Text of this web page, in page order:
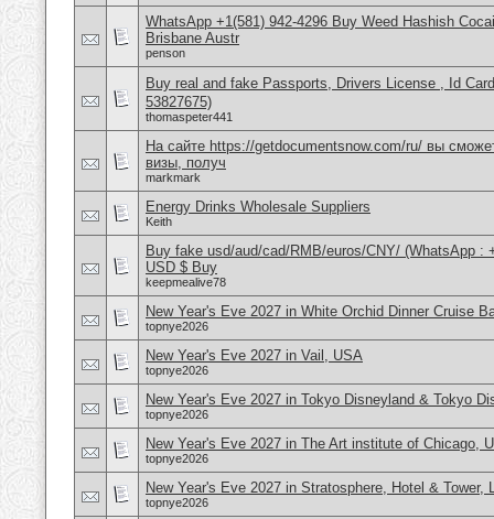
WhatsApp +1(581) 942-4296 Buy Weed Hashish
Brisbane Austr
penson
Buy real and fake Passports, Drivers License , Id
53827675)
thomaspeter441
На сайте https://getdocumentsnow.com/ru/ вы
визы, получ
markmark
Energy Drinks Wholesale Suppliers
Keith
Buy fake usd/aud/cad/RMB/euros/CNY/ (WhatsApp :
USD $ Buy
keepmealive78
New Year's Eve 2027 in White Orchid Dinner Cruise
topnye2026
New Year's Eve 2027 in Vail, USA
topnye2026
New Year's Eve 2027 in Tokyo Disneyland & Tokyo
topnye2026
New Year's Eve 2027 in The Art institute of Chicago,
topnye2026
New Year's Eve 2027 in Stratosphere, Hotel & Tower,
topnye2026